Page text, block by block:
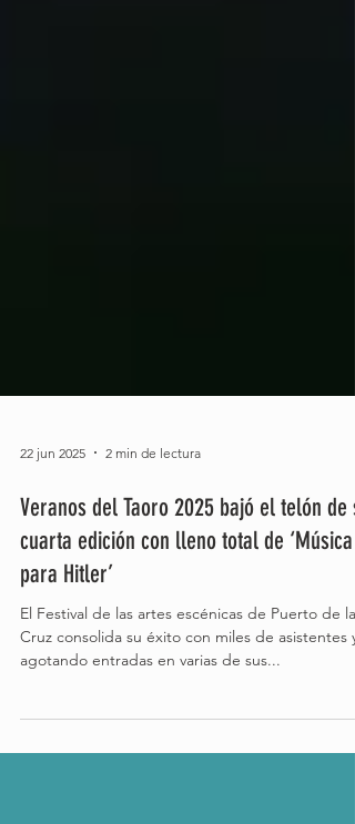
22 jun 2025 2 min de lectura
Veranos del Taoro 2025 bajó el telón de
cuarta edición con lleno total de ‘Música
para Hitler’
El Festival de las artes escénicas de Puerto de la